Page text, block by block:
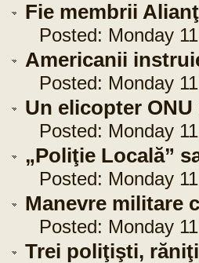
Fie membrii
Posted: Monday 11
Americanii
Posted: Monday 11
Un elicopter
Posted: Monday 11
„Poliţie Locală”
Posted: Monday 11
Manevre militare
Posted: Monday 11
Trei poliţişti,